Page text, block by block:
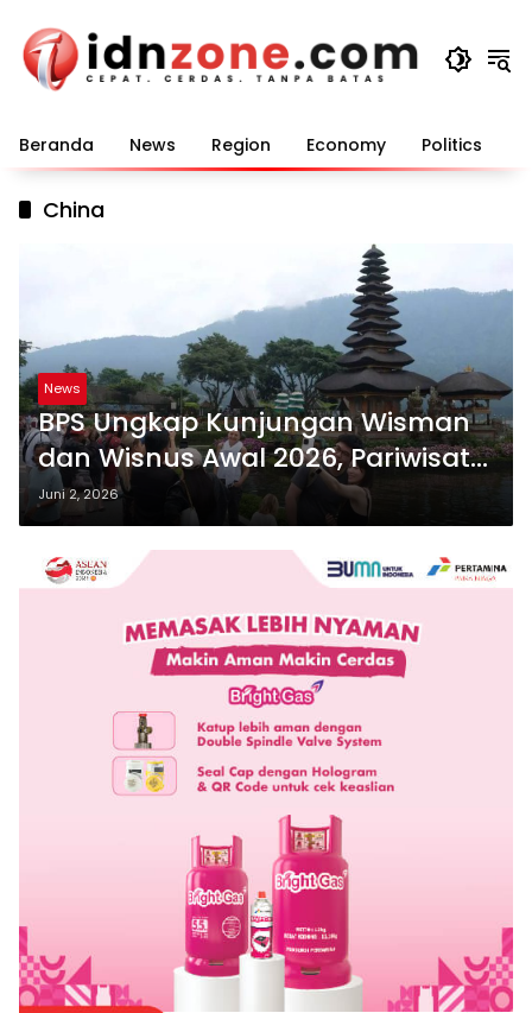
konten
Beranda News Region Economy Politics
China
News
BPS Ungkap Kunjungan Wisman
dan Wisnus Awal 2026, Pariwisata
Nasional Terus Bertumbuh
Juni 2, 2026